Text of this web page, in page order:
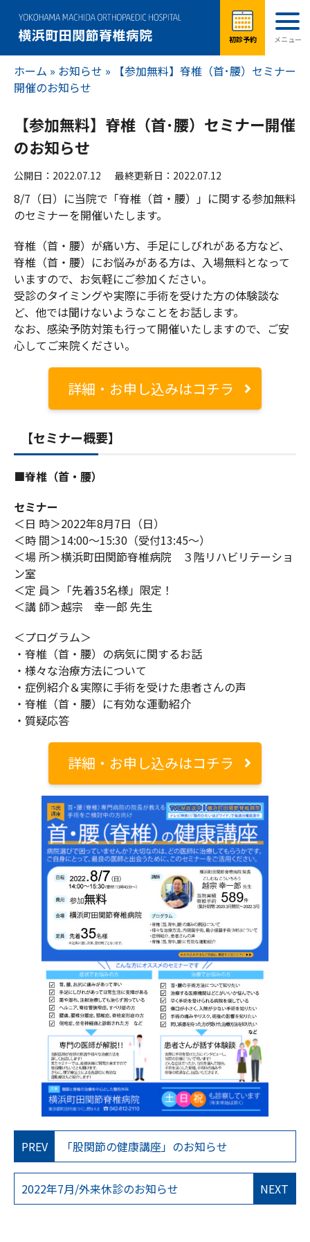
ホーム » お知らせ »
【参加無料】脊椎（首･腰）セミナー
開催のお知らせ
【参加無料】脊椎（首･腰）セミナー開催
のお知らせ
公開日：2022.07.12 最終更新日：2022.07.12
8/7（日）に当院で「脊椎（首・腰）」に関する参加無料
のセミナーを開催いたします。
脊椎（首・腰）が痛い方、手足にしびれがある方など、
脊椎（首・腰）にお悩みがある方は、入場無料となって
いますので、お気軽にご参加ください。
受診のタイミングや実際に手術を受けた方の体験談な
ど、他では聞けないようなことをお話します。
なお、感染予防対策も行って開催いたしますので、ご安
心してご来院ください。
詳細・お申し込みはコチラ
【セミナー概要】
■脊椎（首・腰）
セミナー
＜日 時＞2022年8月7日（日）
＜時 間＞14:00～15:30（受付13:45～）
＜場 所＞横浜町田関節脊椎病院 ３階リハビリテーショ
ン室
＜定 員＞「先着35名様」限定！
＜講 師＞越宗 幸一郎 先生
＜プログラム＞
・脊椎（首・腰）の病気に関するお話
・様々な治療方法について
・症例紹介＆実際に手術を受けた患者さんの声
・脊椎（首・腰）に有効な運動紹介
・質疑応答
詳細・お申し込みはコチラ
PREV 「股関節の健康講座」のお知らせ
NEXT
2022年7月/外来休診のお知らせ